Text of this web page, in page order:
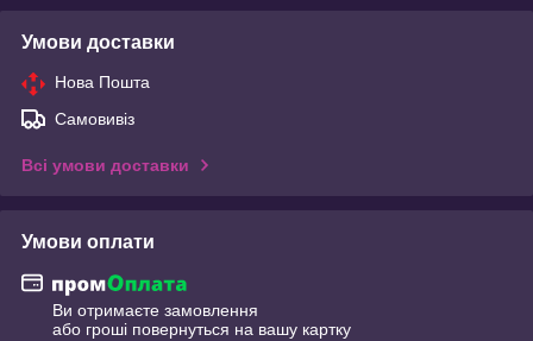
Умови доставки
Нова Пошта
Самовивіз
Всі умови доставки
Умови оплати
Ви отримаєте замовлення
або гроші повернуться на вашу картку